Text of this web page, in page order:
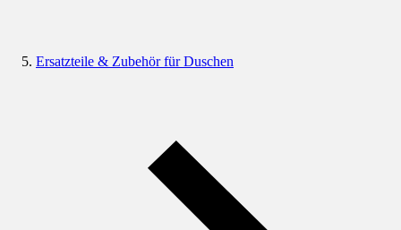
Ersatzteile & Zubehör für Duschen